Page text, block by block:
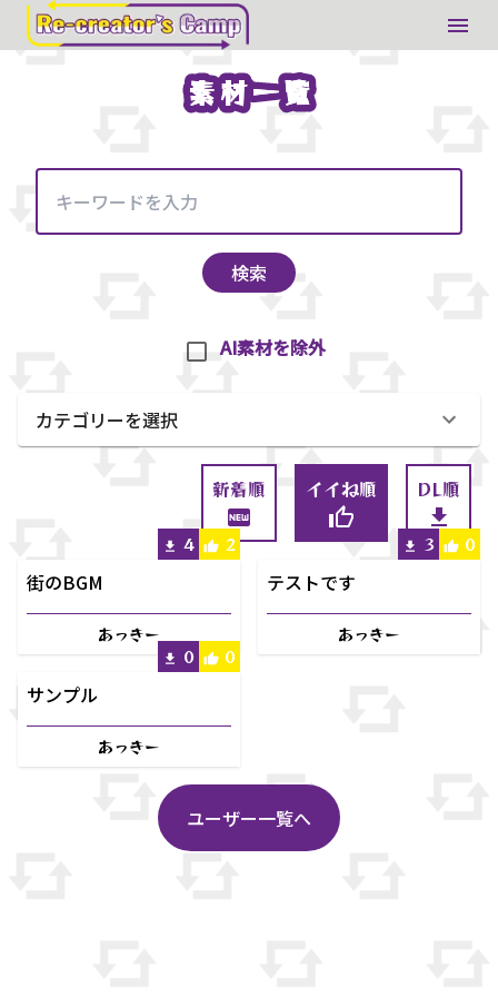
素材一覧
素材一覧
検索
AI素材を除外
カテゴリーを選択
新着順 イイね順 DL順
4 2
街のBGM
あっきー
3 0
テストです
あっきー
0
0
サンプル
あっきー
ユーザー一覧へ